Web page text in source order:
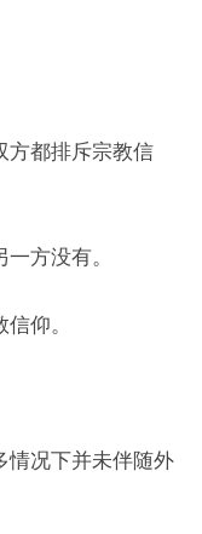
都排斥宗教信
方没有。
仰。
况下并未伴随外